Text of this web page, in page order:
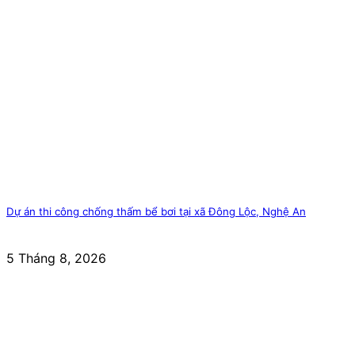
Dự án thi công chống thấm bể bơi tại xã Đông Lộc, Nghệ An
5 Tháng 8, 2026